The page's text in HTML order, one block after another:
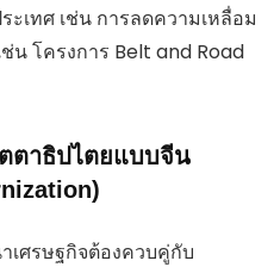
เทศ เช่น การลดความเหลื่อม
น โครงการ Belt and Road
ตาธิปไตยแบบจีน
เศรษฐกิจต้องควบคู่กับ